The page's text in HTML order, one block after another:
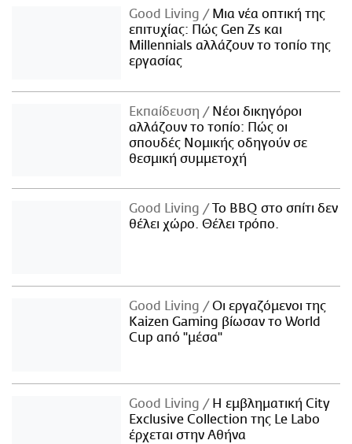
Good Living
Μια νέα οπτική της
επιτυχίας: Πώς Gen Zs και
Millennials αλλάζουν το τοπίο της
εργασίας
Εκπαίδευση
Νέοι δικηγόροι
αλλάζουν το τοπίο: Πώς οι
σπουδές Νομικής οδηγούν σε
θεσμική συμμετοχή
Good Living
Το BBQ στο σπίτι δεν
θέλει χώρο. Θέλει τρόπο.
Good Living
Οι εργαζόμενοι της
Kaizen Gaming βίωσαν το World
Cup από "μέσα"
Good Living
Η εμβληματική City
Exclusive Collection της Le Labo
έρχεται στην Αθήνα